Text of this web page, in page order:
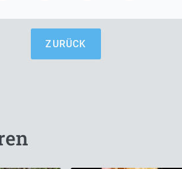
ZURÜCK